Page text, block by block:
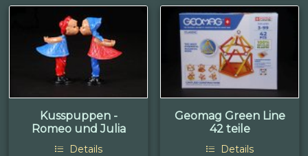
Kusspuppen -
Romeo und Julia
Details
Geomag Green Line
42 teile
Details